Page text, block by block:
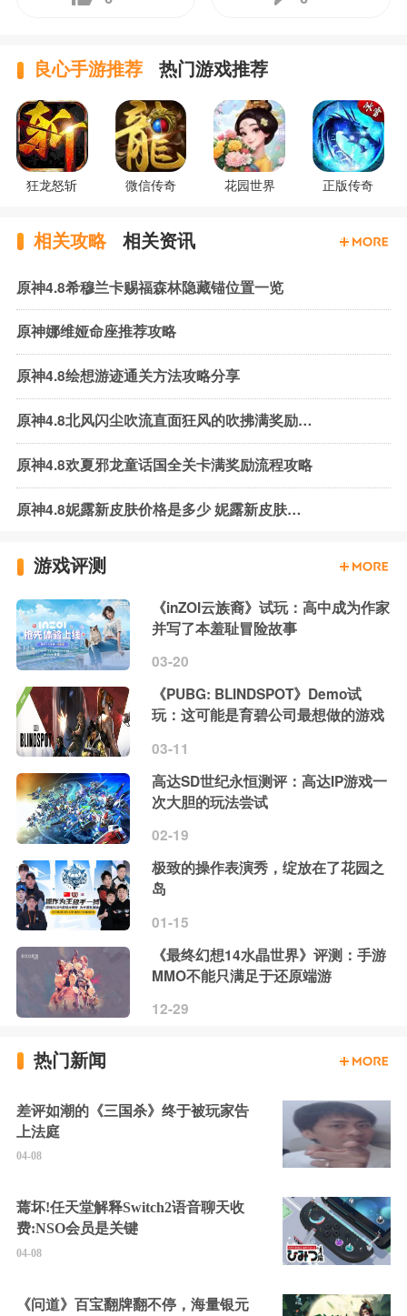
良心手游推荐 热门游戏推荐
狂龙怒斩 微信传奇 花园世界 正版传奇
相关攻略 相关资讯
原神4.8希穆兰卡赐福森林隐藏锚位置一览
原神娜维娅命座推荐攻略
原神4.8绘想游迹通关方法攻略分享
原神4.8北风闪尘吹流直面狂风的吹拂满奖励流程攻略
原神4.8欢夏邪龙童话国全关卡满奖励流程攻略
原神4.8妮露新皮肤价格是多少 妮露新皮肤获取方法
游戏评测
《inZOI云族裔》试玩：高中成为作家
并写了本羞耻冒险故事
03-20
《PUBG: BLINDSPOT》Demo试
玩：这可能是育碧公司最想做的游戏
03-11
高达SD世纪永恒测评：高达IP游戏一
次大胆的玩法尝试
02-19
极致的操作表演秀，绽放在了花园之
岛
01-15
《最终幻想14水晶世界》评测：手游
MMO不能只满足于还原端游
12-29
热门新闻
差评如潮的《三国杀》终于被玩家告
上法庭
04-08
蔫坏!任天堂解释Switch2语音聊天收
费:NSO会员是关键
04-08
《问道》百宝翻牌翻不停，海量银元